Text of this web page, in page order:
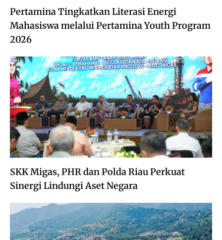
Pertamina Tingkatkan Literasi Energi
Mahasiswa melalui Pertamina Youth Program
2026
SKK Migas, PHR dan Polda Riau Perkuat
Sinergi Lindungi Aset Negara